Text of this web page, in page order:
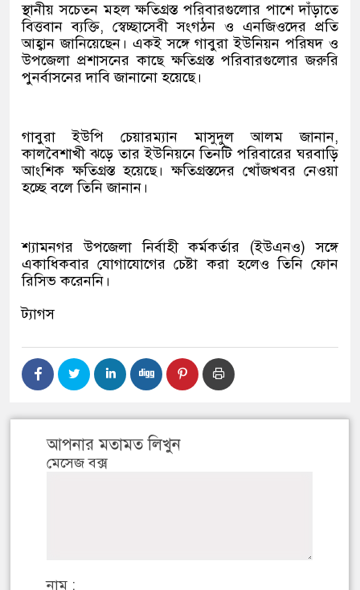
স্থানীয় সচেতন মহল ক্ষতিগ্রস্ত পরিবারগুলোর পাশে দাঁড়াতে
বিত্তবান ব্যক্তি, স্বেচ্ছাসেবী সংগঠন ও এনজিওদের প্রতি
আহ্বান জানিয়েছেন। একই সঙ্গে গাবুরা ইউনিয়ন পরিষদ ও
উপজেলা প্রশাসনের কাছে ক্ষতিগ্রস্ত পরিবারগুলোর জরুরি
পুনর্বাসনের দাবি জানানো হয়েছে।
গাবুরা ইউপি চেয়ারম্যান মাসুদুল আলম জানান,
কালবৈশাখী ঝড়ে তার ইউনিয়নে তিনটি পরিবারের ঘরবাড়ি
আংশিক ক্ষতিগ্রস্ত হয়েছে। ক্ষতিগ্রস্তদের খোঁজখবর নেওয়া
হচ্ছে বলে তিনি জানান।
শ্যামনগর উপজেলা নির্বাহী কর্মকর্তার (ইউএনও) সঙ্গে
একাধিকবার যোগাযোগের চেষ্টা করা হলেও তিনি ফোন
রিসিভ করেননি।
ট্যাগস
আপনার মতামত লিখুন
মেসেজ বক্স
নাম :